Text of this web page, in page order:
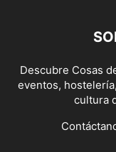
Descubre Cosas
eventos,
cultura